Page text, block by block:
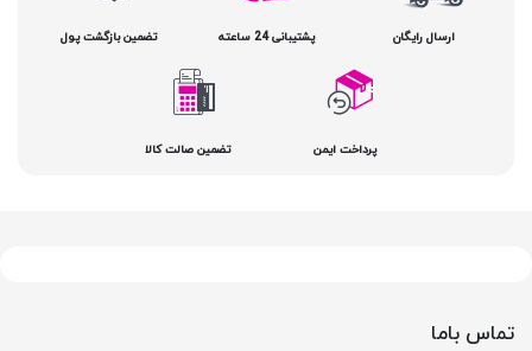
ارسال رایگان پشتیبانی 24 ساعته تضمین بازگشت پول
پرداخت ایمن تضمین صالت کالا
تماس باما